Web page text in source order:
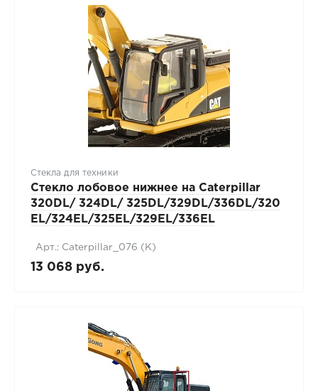
Стекла для техники
Стекло лобовое нижнее на Caterpillar
320DL/ 324DL/ 325DL/329DL/336DL/320
EL/324EL/325EL/329EL/336EL
Арт.: Caterpillar_076 (К)
13 068 руб.